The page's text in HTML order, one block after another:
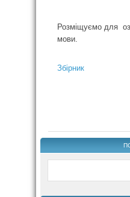
Розміщуємо для
мови.
Збірник